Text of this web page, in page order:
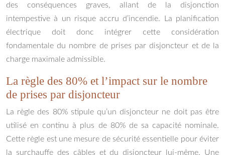
des conséquences graves, allant de la disjonction
intempestive à un risque accru d’incendie. La planification
électrique doit donc intégrer cette considération
fondamentale du nombre de prises par disjoncteur et de la
charge maximale admissible.
La règle des 80% et l’impact sur le nombre
de prises par disjoncteur
La règle des 80% stipule qu’un disjoncteur ne doit pas être
utilisé en continu à plus de 80% de sa capacité nominale.
Cette règle est une mesure de sécurité essentielle pour éviter
la surchauffe des câbles et du disjoncteur lui-même. Une